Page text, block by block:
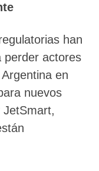
han
perder actores
en
nuevos